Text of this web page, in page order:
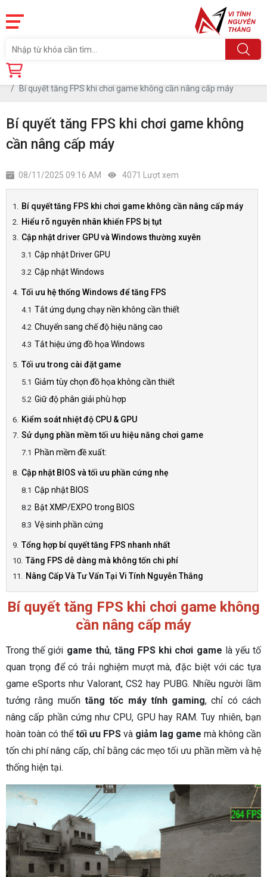
Trang chủ
Bí quyết tăng FPS khi chơi game không cần nâng cấp máy
Bí quyết tăng FPS khi chơi game không
cần nâng cấp máy
08/11/2025 09:16 AM 4071 Lượt xem
Bí quyết tăng FPS khi chơi game không cần nâng cấp máy
Hiểu rõ nguyên nhân khiến FPS bị tụt
Cập nhật driver GPU và Windows thường xuyên
Cập nhật Driver GPU
Cập nhật Windows
Tối ưu hệ thống Windows để tăng FPS
Tắt ứng dụng chạy nền không cần thiết
Chuyển sang chế độ hiệu năng cao
Tắt hiệu ứng đồ họa Windows
Tối ưu trong cài đặt game
Giảm tùy chọn đồ họa không cần thiết
Giữ độ phân giải phù hợp
Kiểm soát nhiệt độ CPU & GPU
Sử dụng phần mềm tối ưu hiệu năng chơi game
Phần mềm đề xuất:
Cập nhật BIOS và tối ưu phần cứng nhẹ
Cập nhật BIOS
Bật XMP/EXPO trong BIOS
Vệ sinh phần cứng
Tổng hợp bí quyết tăng FPS nhanh nhất
Tăng FPS dễ dàng mà không tốn chi phí
Nâng Cấp Và Tư Vấn Tại Vi Tính Nguyễn Thắng
Bí quyết tăng FPS khi chơi game không
cần nâng cấp máy
Trong thế giới game thủ, tăng FPS khi chơi game là yếu tố
quan trọng để có trải nghiệm mượt mà, đặc biệt với các tựa
game eSports như Valorant, CS2 hay PUBG. Nhiều người lầm
tưởng rằng muốn tăng tốc máy tính gaming, chỉ có cách
nâng cấp phần cứng như CPU, GPU hay RAM. Tuy nhiên, bạn
hoàn toàn có thểtối ưu FPS và giảm lag game mà không cần
tốn chi phí nâng cấp, chỉ bằng các mẹo tối ưu phần mềm và hệ
thống hiện tại.